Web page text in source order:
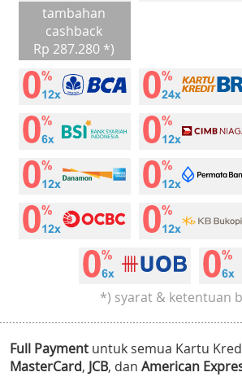
tambahan
cashback
Rp 287.280 *)
*) syarat & ketentuan
Full Payment untuk semua Kartu
MasterCard, JCB, dan American